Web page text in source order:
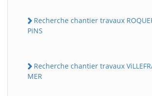
Recherche chantier travaux
PiNS
Recherche chantier travaux
MER